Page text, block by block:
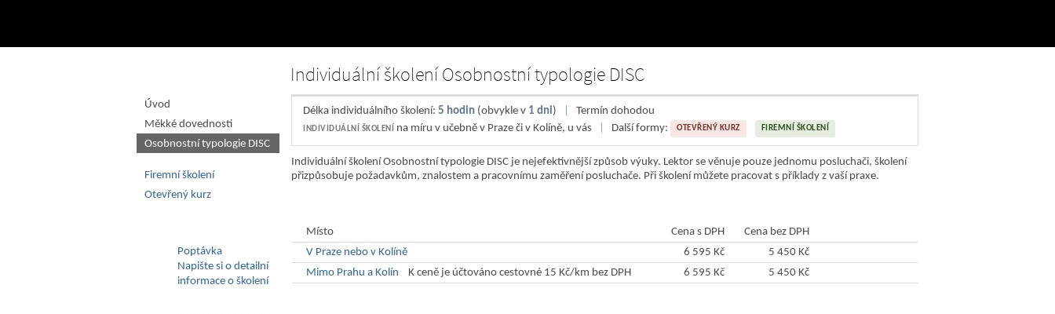
Individuální školení Osobnostní typologie DISC
Délka individuálního školení: 5 hodin (obvykle v 1 dni) Termín dohodou
INDIVIDUÁLNÍ ŠKOLENÍ na míru v učebně v Praze či v Kolíně, u vás Další formy: OTEVŘENÝ KURZ FIREMNÍ ŠKOLENÍ
Individuální školení Osobnostní typologie DISC je nejefektivnější způsob výuky. Lektor se věnuje pouze jednomu posluchači, školení
přizpůsobuje požadavkům, znalostem a pracovnímu zaměření posluchače. Při školení můžete pracovat s příklady z vaší praxe.
Místo Cena bez DPH
Cena s DPH
V Praze nebo v Kolíně
5 450 Kč
6 595 Kč
Mimo Prahu a Kolín
K ceně je účtováno cestovné 15 Kč/km bez DPH 5 450 Kč
6 595 Kč
Úvod
Měkké dovednosti
Osobnostní typologie DISC
Firemní školení
Otevřený kurz
Poptávka
Napište si o detailní
informace o školení